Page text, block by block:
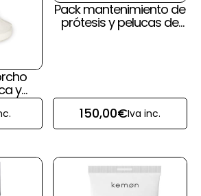
y
Pack mantenimiento de
prótesis y pelucas de
pelo natural y cuero
150,00€Iva inc.